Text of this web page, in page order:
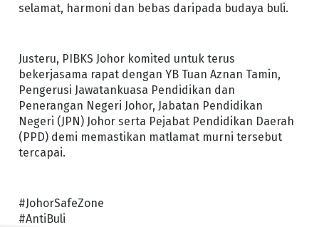
selamat, harmoni dan bebas daripada budaya buli.
Justeru, PIBKS Johor komited untuk terus
bekerjasama rapat dengan YB Tuan Aznan Tamin,
Pengerusi Jawatankuasa Pendidikan dan
Penerangan Negeri Johor, Jabatan Pendidikan
Negeri (JPN) Johor serta Pejabat Pendidikan Daerah
(PPD) demi memastikan matlamat murni tersebut
tercapai.
#JohorSafeZone
#AntiBuli